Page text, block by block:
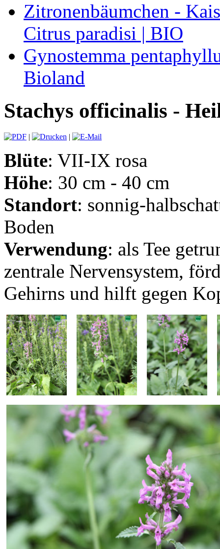
Zitronenbäumchen -
Citrus paradisi | BIO
Gynostemma
Bioland
Stachys officinalis -
| |
Blüte: VII-IX rosa
Höhe: 30 cm - 40 cm
Standort: sonnig-
Boden
Verwendung: als Tee
zentrale Nervensystem,
Gehirns und hilft gegen